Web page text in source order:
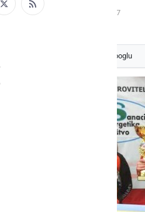
nedelja, 24. november 2019 ob 09:57
kot svoj prednostni vir na Googlu